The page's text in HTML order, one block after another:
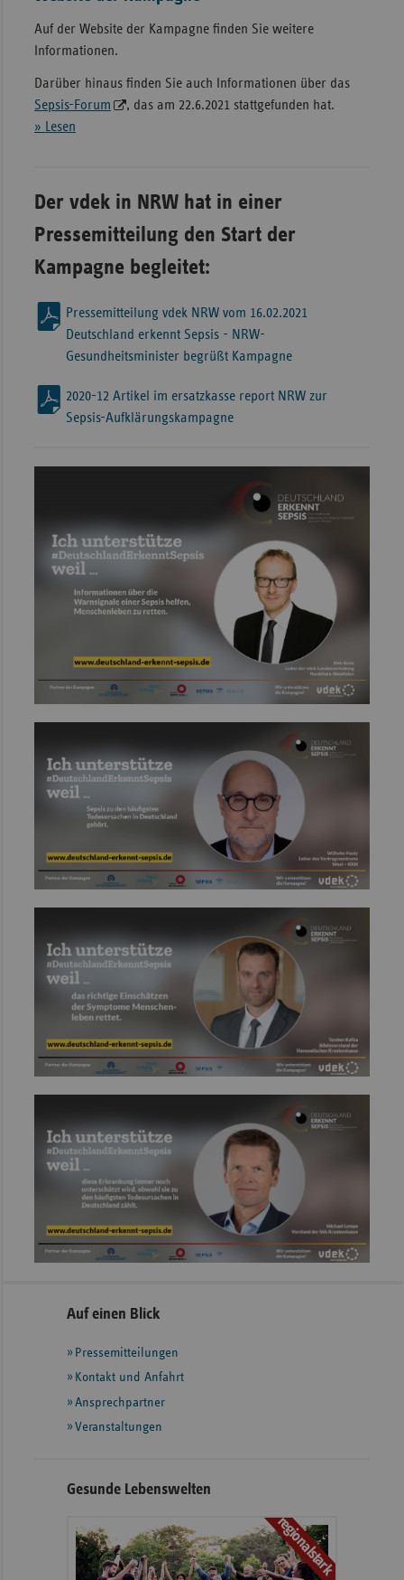
Auf der Website der Kampagne finden Sie weitere
Informationen.
Darüber hinaus finden Sie auch Informationen über das
Sepsis-Forum
, das am 22.6.2021 stattgefunden hat.
» Lesen
Der vdek in NRW hat in einer
Pressemitteilung den Start der
Kampagne begleitet:
Pressemitteilung vdek NRW vom 16.02.2021
Deutschland erkennt Sepsis - NRW-
Gesundheitsminister begrüßt Kampagne
2020-12 Artikel im ersatzkasse report NRW zur
Sepsis-Aufklärungskampagne
Seitennavigation
Seitenleiste
weiteren
Informationen
Auf einen Blick
Pressemitteilungen
Kontakt und Anfahrt
Ansprechpartner
Veranstaltungen
Gesunde Lebenswelten
regionalstark